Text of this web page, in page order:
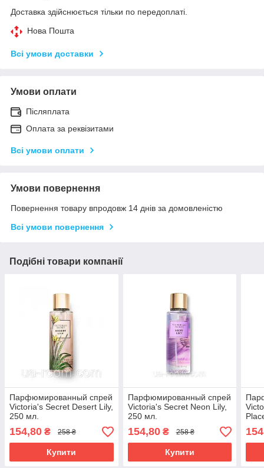
Доставка здійснюється тільки по передоплаті.
Нова Пошта
Всі умови доставки
Умови оплати
Післяплата
Оплата за реквізитами
Всі умови оплати
Умови повернення
Повернення товару впродовж 14 днів за домовленістю
Всі умови повернення
Подібні товари компанії
Парфюмированный спрей
Victoria's Secret Desert Lily,
250 мл.
154,80 ₴ 258 ₴
Купити
Парфюмированный спрей
Victoria's Secret Neon Lily,
250 мл.
154,80₴ 258 ₴
Купити